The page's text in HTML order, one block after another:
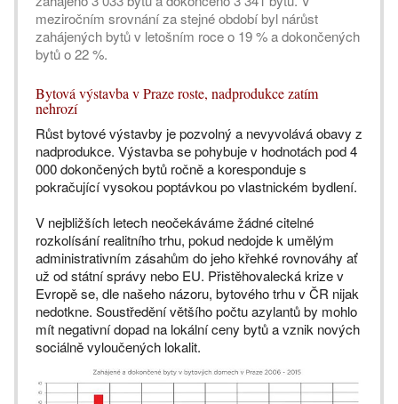
meziročním srovnání za stejné období byl nárůst
zahájených bytů v letošním roce o 19 % a dokončených
bytů o 22 %.
Bytová výstavba v Praze roste, nadprodukce zatím
nehrozí
Růst bytové výstavby je pozvolný a nevyvolává obavy z
nadprodukce. Výstavba se pohybuje v hodnotách pod 4
000 dokončených bytů ročně a koresponduje s
pokračující vysokou poptávkou po vlastnickém bydlení.
V nejbližších letech neočekáváme žádné citelné
rozkolísání realitního trhu, pokud nedojde k umělým
administrativním zásahům do jeho křehké rovnováhy ať
už od státní správy nebo EU. Přistěhovalecká krize v
Evropě se, dle našeho názoru, bytového trhu v ČR nijak
nedotkne. Soustředění většího počtu azylantů by mohlo
mít negativní dopad na lokální ceny bytů a vznik nových
sociálně vyloučených lokalit.